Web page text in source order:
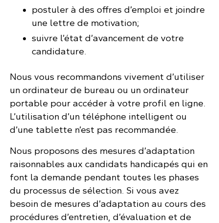
postuler à des offres d’emploi et joindre
une lettre de motivation;
suivre l’état d’avancement de votre
candidature.
Nous vous recommandons vivement d’utiliser
un ordinateur de bureau ou un ordinateur
portable pour accéder à votre profil en ligne.
L’utilisation d’un téléphone intelligent ou
d’une tablette n’est pas recommandée.
Nous proposons des mesures d’adaptation
raisonnables aux candidats handicapés qui en
font la demande pendant toutes les phases
du processus de sélection. Si vous avez
besoin de mesures d’adaptation au cours des
procédures d’entretien, d’évaluation et de